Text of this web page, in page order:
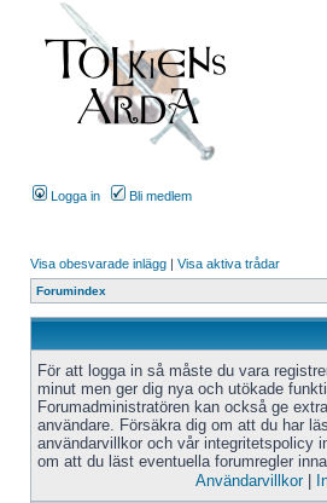
Logga in Bli medlem
Visa obesvarade inlägg | Visa aktiva trådar
Forumindex
För att logga in så måste du vara
minut men ger dig nya och utökade
Forumadministratören kan också ge
användare. Försäkra dig om att du har
användarvillkor och vår integritetspolicy
om att du läst eventuella forumregler
Användarvillkor|